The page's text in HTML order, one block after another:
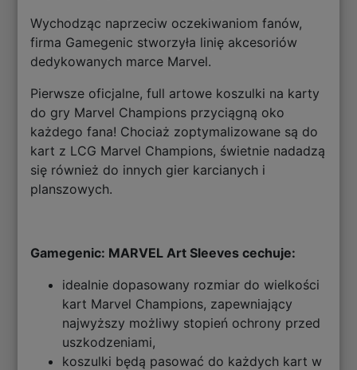
Wychodząc naprzeciw oczekiwaniom fanów,
firma Gamegenic stworzyła linię akcesoriów
dedykowanych marce Marvel.
Pierwsze oficjalne, full artowe koszulki na karty
do gry Marvel Champions przyciągną oko
każdego fana! Chociaż zoptymalizowane są do
kart z LCG Marvel Champions, świetnie nadadzą
się również do innych gier karcianych i
planszowych.
Gamegenic: MARVEL Art Sleeves cechuje:
idealnie dopasowany rozmiar do wielkości
kart Marvel Champions, zapewniający
najwyższy możliwy stopień ochrony przed
uszkodzeniami,
koszulki będą pasować do każdych kart w